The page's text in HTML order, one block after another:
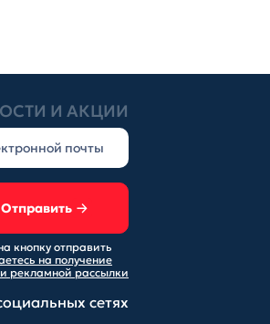
И АКЦИИ
Отправить
кнопку отправить
на получение
и рекламной рассылки
сетях